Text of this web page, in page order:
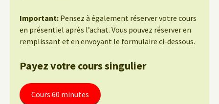
Important: Pensez à également réserver votre cours
en présentiel après l’achat. Vous pouvez réserver en
remplissant et en envoyant le formulaire ci-dessous.
Payez votre cours singulier
Cours 60 minutes